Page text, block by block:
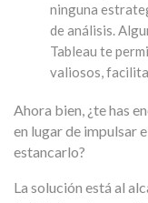
ninguna
de análisis.
Tableau te
valiosos,
Ahora bien, ¿te has
en lugar de impulsar
estancarlo?
La solución está al